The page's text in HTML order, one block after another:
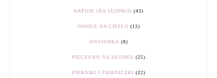
NAPOJE (NA SŁODKO) (43)
OWOCE NA CIEPŁO (12)
OWSIANKA (8)
PIECZYWO NA SŁODKO (25)
PIERNIKI I PIERNICZKI (22)